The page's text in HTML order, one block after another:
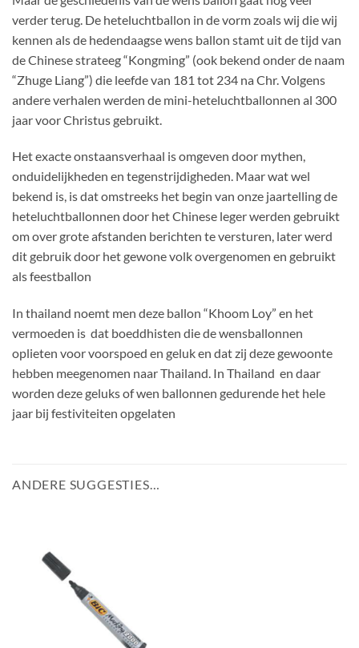
verder terug. De heteluchtballon in de vorm zoals wij die wij
kennen als de hedendaagse wens ballon stamt uit de tijd van
de Chinese strateeg “Kongming” (ook bekend onder de naam
“Zhuge Liang”) die leefde van 181 tot 234 na Chr. Volgens
andere verhalen werden de mini-heteluchtballonnen al 300
jaar voor Christus gebruikt.
Het exacte onstaansverhaal is omgeven door mythen,
onduidelijkheden en tegenstrijdigheden. Maar wat wel
bekend is, is dat omstreeks het begin van onze jaartelling de
heteluchtballonnen door het Chinese leger werden gebruikt
om over grote afstanden berichten te versturen, later werd
dit gebruik door het gewone volk overgenomen en gebruikt
als feestballon
In thailand noemt men deze ballon “Khoom Loy” en het
vermoeden is dat boeddhisten die de wensballonnen
oplieten voor voorspoed en geluk en dat zij deze gewoonte
hebben meegenomen naar Thailand. In Thailand en daar
worden deze geluks of wen ballonnen gedurende het hele
jaar bij festiviteiten opgelaten
ANDERE SUGGESTIES…